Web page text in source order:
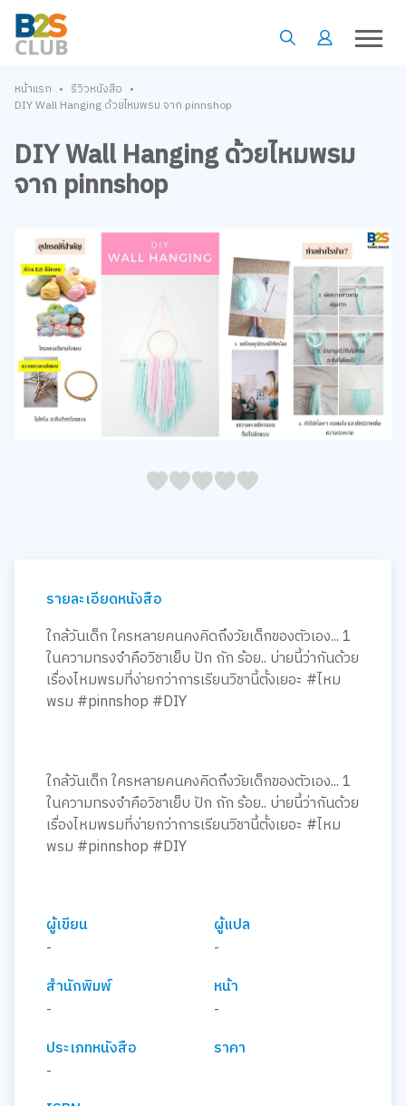
หน้าแรก • รีวิวหนังสือ •
DIY Wall Hanging ด้วยไหมพรม จาก pinnshop
DIY Wall Hanging ด้วยไหมพรม
จาก pinnshop
45
4
35
3
25
2
15
1
05
รายละเอียดหนังสือ
ใกล้วันเด็ก ใครหลายคนคงคิดถึงวัยเด็กของตัวเอง... 1
ในความทรงจำคือวิชาเย็บ ปัก ถัก ร้อย.. บ่ายนี้ว่ากันด้วย
เรื่องไหมพรมที่ง่ายกว่าการเรียนวิชานี้ตั้งเยอะ #ไหม
พรม #pinnshop #DIY
ใกล้วันเด็ก ใครหลายคนคงคิดถึงวัยเด็กของตัวเอง... 1
ในความทรงจำคือวิชาเย็บ ปัก ถัก ร้อย.. บ่ายนี้ว่ากันด้วย
เรื่องไหมพรมที่ง่ายกว่าการเรียนวิชานี้ตั้งเยอะ #ไหม
พรม #pinnshop #DIY
ผู้เขียน
-
ผู้แปล
-
สำนักพิมพ์
-
หน้า
-
ประเภทหนังสือ
-
ราคา